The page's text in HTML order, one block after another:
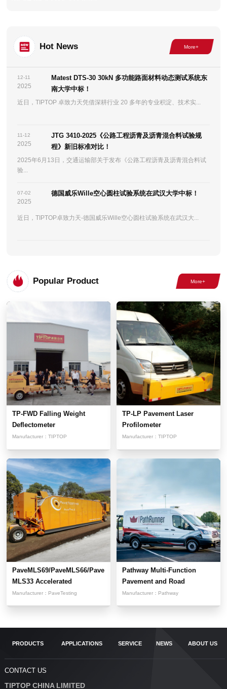
Hot News
12-11
2025
Matest DTS-30 30kN 多功能路面材料动态测试系统东
南大学中标！
近日，TIPTOP 卓致力天凭借深耕行业 20 多年的专业积淀、技术实...
11-12
2025
JTG 3410-2025《公路工程沥青及沥青混合料试验规
程》新旧标准对比！
2025年6月13日，交通运输部关于发布《公路工程沥青及沥青混合料试
验...
07-02
2025
德国威乐Wille空心圆柱试验系统在武汉大学中标！
近日，TIPTOP卓致力天-德国威乐Wille空心圆柱试验系统在武汉大...
Popular Product
TP-FWD Falling Weight
Deflectometer
Manufacturer： TIPTOP
TP-LP Pavement Laser
Profilometer
Manufacturer： TIPTOP
PaveMLS69/PaveMLS66/Pave
MLS33 Accelerated
Pavement...
Manufacturer： PaveTesting
Pathway Multi-Function
Pavement and Road
Condition...
Manufacturer： Pathway
PRODUCTS APPLICATIONS SERVICE NEWS ABOUT US
CONTACT US
TIPTOP CHINA LIMITED